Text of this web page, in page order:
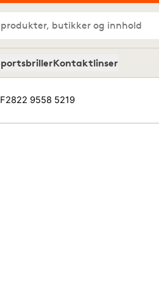
butikker og innhold
Kontaktlinser
9558 5219